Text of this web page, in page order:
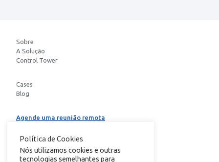
Sobre
A Solução
Control Tower
Cases
Blog
Agende uma reunião remota
Política de Cookies
Nós utilizamos cookies e outras
tecnologias semelhantes para